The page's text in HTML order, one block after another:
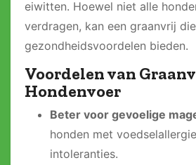
eiwitten. Hoewel niet alle
verdragen, kan een graanvrij
gezondheidsvoordelen bieden.
Voordelen van
Hondenvoer
Beter voor gevoelige
honden met
intoleranties.